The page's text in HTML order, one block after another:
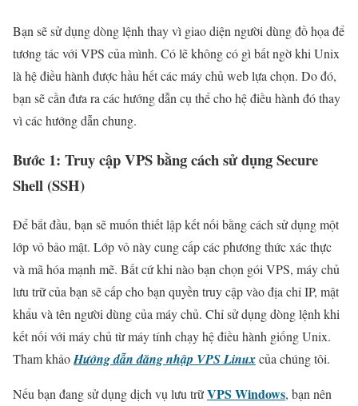
Bạn sẽ sử dụng dòng lệnh thay vì giao diện người dùng đồ họa để
tương tác với VPS của mình. Có lẽ không có gì bất ngờ khi Unix
là hệ điều hành được hầu hết các máy chủ web lựa chọn. Do đó,
bạn sẽ cần đưa ra các hướng dẫn cụ thể cho hệ điều hành đó thay
vì các hướng dẫn chung.
Bước 1: Truy cập VPS bằng cách sử dụng Secure
Shell (SSH)
Để bắt đầu, bạn sẽ muốn thiết lập kết nối bằng cách sử dụng một
lớp vỏ bảo mật. Lớp vỏ này cung cấp các phương thức xác thực
và mã hóa mạnh mẽ. Bất cứ khi nào bạn chọn gói VPS, máy chủ
lưu trữ của bạn sẽ cấp cho bạn quyền truy cập vào địa chỉ IP, mật
khẩu và tên người dùng của máy chủ. Chỉ sử dụng dòng lệnh khi
kết nối với máy chủ từ máy tính chạy hệ điều hành giống Unix.
Tham khảoHướng dẫn đăng nhập VPS Linuxcủa chúng tôi.
Nếu bạn đang sử dụng dịch vụ lưu trữVPS Windows, bạn nên